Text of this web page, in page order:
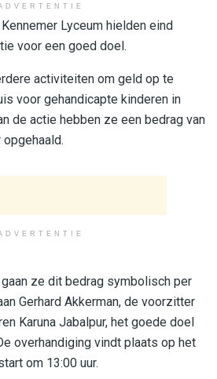
Lyceum hielden eind
voor een goed doel.
activiteiten om geld op te
voor gehandicapte kinderen in
de actie hebben ze een bedrag van
ze dit bedrag symbolisch per
Gerhard Akkerman, de voorzitter
Karuna Jabalpur, het goede doel
overhandiging vindt plaats op het
om 13:00 uur.